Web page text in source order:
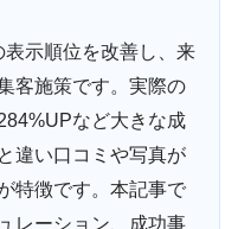
示順位を改善し、来
客施策です。実際の
など大きな成
違い口コミや写真が
特徴です。本記事で
レーション、成功事